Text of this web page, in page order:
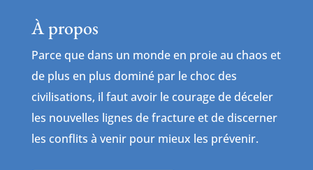
À propos
Parce que dans un monde en proie au chaos et
de plus en plus dominé par le choc des
civilisations, il faut avoir le courage de déceler
les nouvelles lignes de fracture et de discerner
les conflits à venir pour mieux les prévenir.